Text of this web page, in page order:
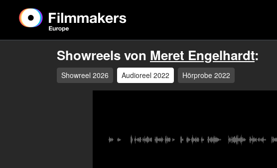
Showreels von Meret Engelhardt:
Showreel 2026 Audioreel 2022 Hörprobe 2022